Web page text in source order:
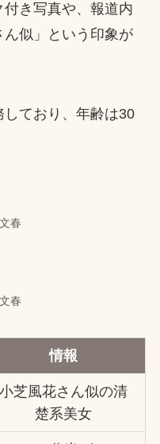
き写真や、報道内
似」という印象が
ており、年齢は30
春
春
情報
小芝風花さん似の清
楚系美女